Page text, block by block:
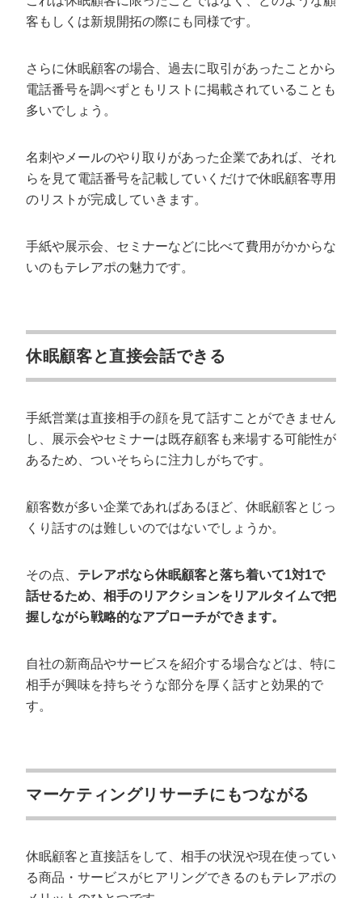
客もしくは新規開拓の際にも同様です。
さらに休眠顧客の場合、過去に取引があったことから
電話番号を調べずともリストに掲載されていることも
多いでしょう。
名刺やメールのやり取りがあった企業であれば、それ
らを見て電話番号を記載していくだけで休眠顧客専用
のリストが完成していきます。
手紙や展示会、セミナーなどに比べて費用がかからな
いのもテレアポの魅力です。
休眠顧客と直接会話できる
手紙営業は直接相手の顔を見て話すことができません
し、展示会やセミナーは既存顧客も来場する可能性が
あるため、ついそちらに注力しがちです。
顧客数が多い企業であればあるほど、休眠顧客とじっ
くり話すのは難しいのではないでしょうか。
その点、 テレアポなら休眠顧客と落ち着いて1対1で
話せるため、相手のリアクションをリアルタイムで把
握しながら戦略的なアプローチができます。
自社の新商品やサービスを紹介する場合などは、特に
相手が興味を持ちそうな部分を厚く話すと効果的で
す。
マーケティングリサーチにもつながる
休眠顧客と直接話をして、相手の状況や現在使ってい
る商品・サービスがヒアリングできるのもテレアポの